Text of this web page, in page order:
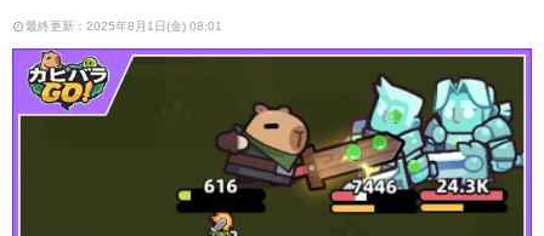
最終更新：2025年8月1日(金) 08:01